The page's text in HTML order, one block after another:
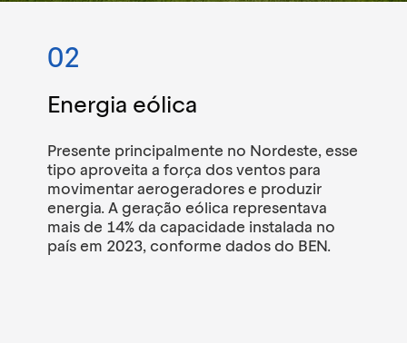
Presente principalmente no Nordeste, esse
tipo aproveita a força dos ventos para
movimentar aerogeradores e produzir
energia.A geração eólica representava
mais de 14% da capacidade instalada no
país em 2023, conforme dados do BEN.
Energia eólica
02